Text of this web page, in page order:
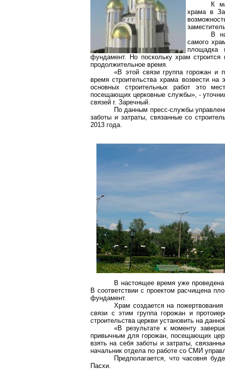
К
храма в
В
самого
площадка
фундамент. Но поскольку храм строится
продолжительное время.
«В этой связи группа горожан и
время строительства храма возвести на
основных строительных работ это
посещающих церковные службы», -
связей г. Заречный.
По данным пресс-службы
заботы и затраты, связанные со
2013 года.
В настоящее время уже
В соответствии с проектом расчищена
фундамент.
Храм создается на
связи с этим группа горожан и
строительства церкви установить на
«В результате к моменту
привычным для горожан, посещающих
взять на себя заботы и затраты,
начальник отдела по работе со СМИ
Предполагается, что часовня
Пасхи.